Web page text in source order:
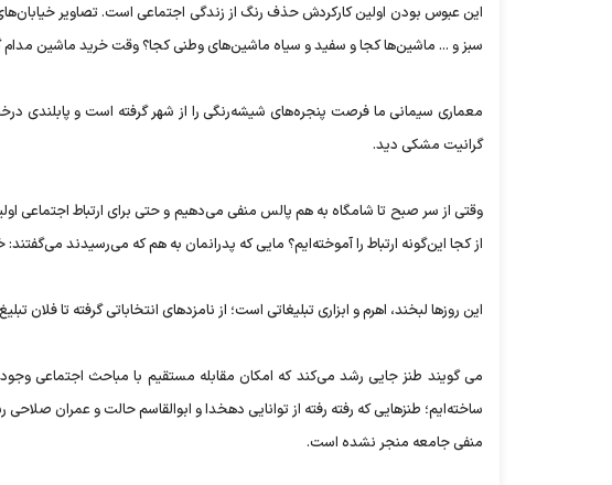
سبز و ... ماشین‌ها کجا و سفید و سیاه ماشین‌های وطنی کجا؟ وقت خرید ماشین
معماری سیمانی ما فرصت پنجره‌های شیشه‌رنگی را از شهر گرفته است و پابلندی
گرانیت مشکی دید.
وقتی از سر صبح تا شامگاه به هم پالس منفی می‌دهیم و حتی برای ارتباط اجتماعی
از کجا این‌گونه ارتباط را آموخته‌ایم؟ مایی که پدرانمان به هم که می‌رسیدند
این روزها لبخند، اهرم و ابزاری تبلیغاتی است؛ از نامزدهای انتخاباتی گرفته تا
می گویند طنز جایی رشد می‌کند که امکان مقابله مستقیم با مباحث اجتماعی
ساخته‌ایم؛ طنزهایی که رفته رفته از توانایی دهخدا و ابوالقاسم حالت و عمران
منفی جامعه منجر نشده است.